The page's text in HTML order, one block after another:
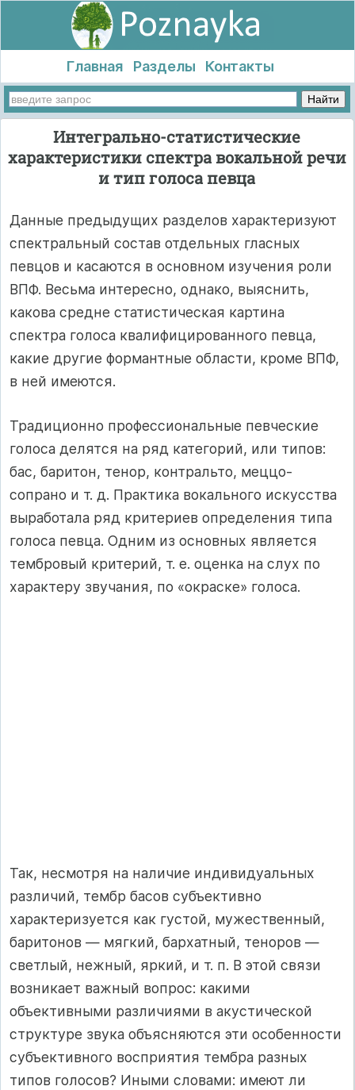
Главная Разделы Контакты
Интегрально-статистические
характеристики спектра вокальной речи
и тип голоса певца
Данные предыдущих разделов характеризуют
спектральный состав отдельных гласных
певцов и касаются в основном изучения роли
ВПФ. Весьма интересно, однако, выяснить,
какова средне статистическая картина
спектра голоса квалифицированного певца,
какие другие формантные области, кроме ВПФ,
в ней имеются.
Традиционно профессиональные певческие
голоса делятся на ряд категорий, или типов:
бас, баритон, тенор, контральто, меццо-
сопрано и т. д. Практика вокального искусства
выработала ряд критериев определения типа
голоса певца. Одним из основных является
тембровый критерий, т. е. оценка на слух по
характеру звучания, по «окраске» голоса.
Так, несмотря на наличие индивидуальных
различий, тембр басов субъективно
характеризуется как густой, мужественный,
баритонов — мягкий, бархатный, теноров —
светлый, нежный, яркий, и т. п. В этой связи
возникает важный вопрос: какими
объективными различиями в акустической
структуре звука объясняются эти особенности
субъективного восприятия тембра разных
типов голосов? Иными словами: имеют ли